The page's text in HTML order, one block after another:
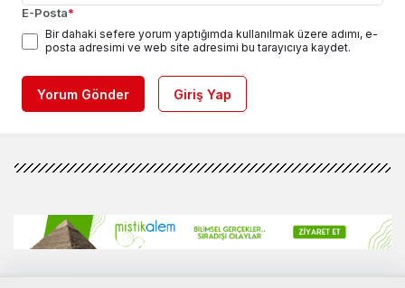
E-Posta*
Bir dahaki sefere yorum yaptığımda kullanılmak üzere adımı, e-
posta adresimi ve web site adresimi bu tarayıcıya kaydet.
Yorum Gönder Giriş Yap